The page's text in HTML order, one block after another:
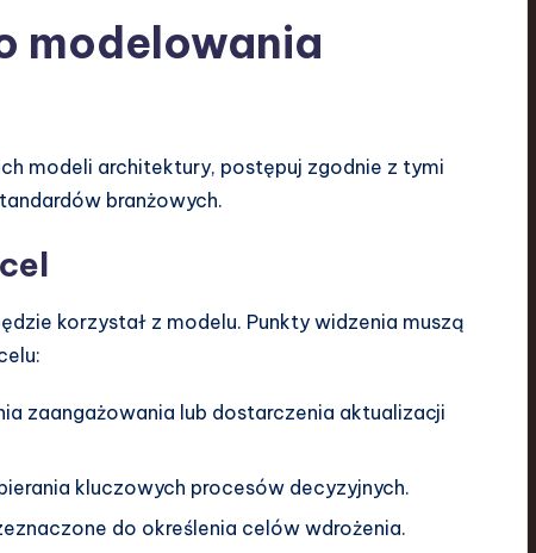
modelowania
modeli architektury, postępuj zgodnie z tymi
branżowych.
korzystał z modelu. Punkty widzenia muszą
zaangażowania lub dostarczenia aktualizacji
kluczowych procesów decyzyjnych.
do określenia celów wdrożenia.